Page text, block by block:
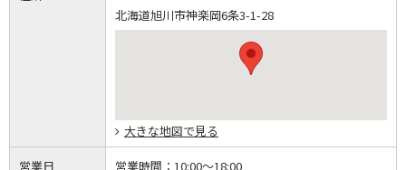
北海道旭川市神楽岡6条3-1-28
大きな地図で見る
営業日 営業時間： 10:00～18:00